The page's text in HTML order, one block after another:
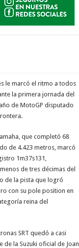
le marcó el ritmo a todos
la primera jornada del
de MotoGP disputado
que completó 68
de 4.423 metros, marcó
1m37s131,
de tres décimas del
de la pista que logró
con su pole position en
reina del
SRT quedó a casi
la Suzuki oficial de Joan